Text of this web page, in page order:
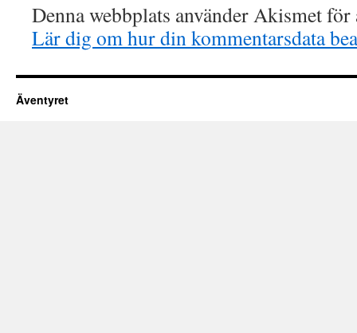
Denna webbplats använder Akismet
Lär dig om hur din kommentarsdata
Äventyret